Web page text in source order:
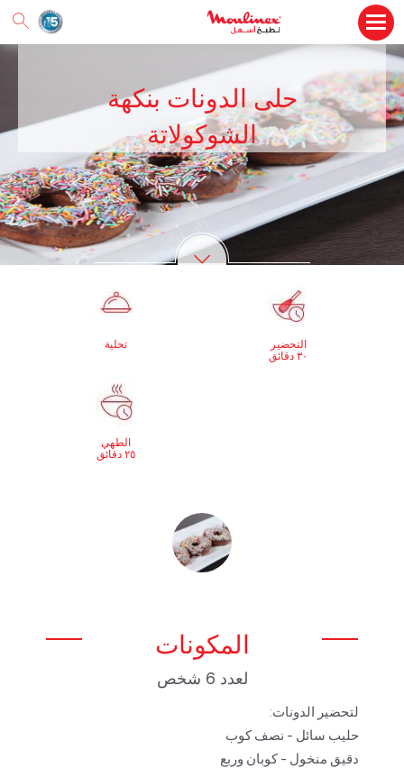
حلى الدونات بنكهة
الشوكولاتة
تحلية
التحضير
٣٠ دقائق
الطهي
٢٥ دقائق
المكونات
لعدد 6 شخص
لتحضير الدونات:
حليب سائل - نصف كوب
دقيق منخول - كوبان وربع